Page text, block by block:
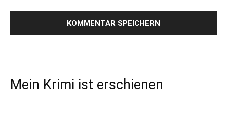
Mein Krimi ist erschienen